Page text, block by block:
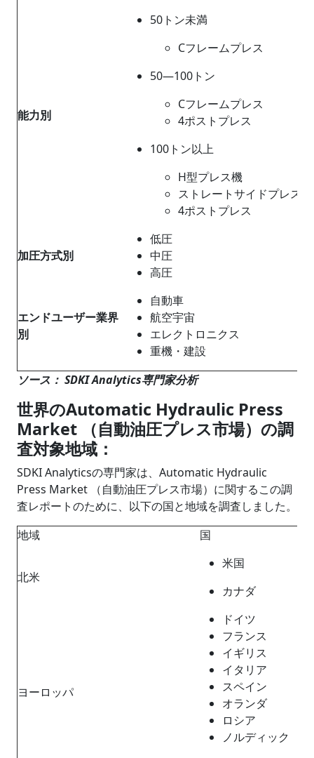
能力別
50トン未満
Cフレームプレス
50―100トン
Cフレームプレス
4ポストプレス
100トン以上
H型プレス機
ストレートサイドプレス
4ポストプレス
加圧方式別
低圧
中圧
高圧
エンドユーザー業界
別
自動車
航空宇宙
エレクトロニクス
重機・建設
ソース： SDKI Analytics専門家分析
世界のAutomatic Hydraulic Press
Market （自動油圧プレス市場）の調
査対象地域：
SDKI Analyticsの専門家は、Automatic Hydraulic
Press Market （自動油圧プレス市場）に関するこの調
査レポートのために、以下の国と地域を調査しました。
地域
国
北米
米国
カナダ
ヨーロッパ
ドイツ
フランス
イギリス
イタリア
スペイン
オランダ
ロシア
ノルディック